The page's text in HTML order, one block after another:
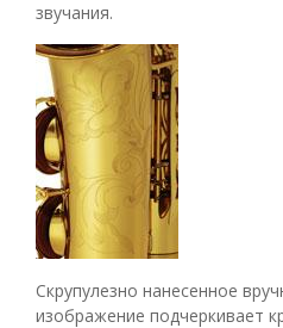
звучания.
Скрупулезно нанесенное
изображение подчеркивает